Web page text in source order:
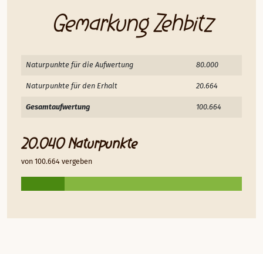
Gemarkung Zehbitz
Naturpunkte für die Aufwertung 80.000
Naturpunkte für den Erhalt 20.664
Gesamtaufwertung 100.664
20.040 Naturpunkte
von 100.664 vergeben